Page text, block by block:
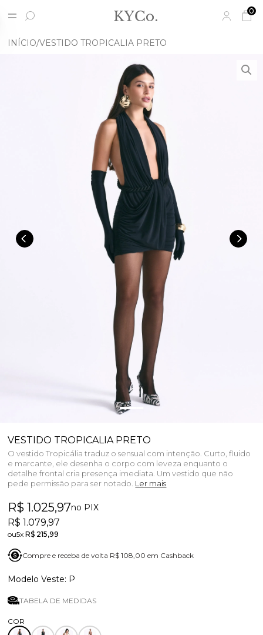
0
INÍCIO VESTIDO TROPICALIA PRETO
VESTIDO TROPICALIA PRETO
O vestido Tropicália traduz o sensual com intenção. Curto, fluido
e marcante, ele desenha o corpo com leveza enquanto o
detalhe frontal cria presença imediata. Um vestido que não
pede permissão para ser notado. Ler mais
R$ 1.025,97no PIX
R$ 1.079,97
5xR$ 215,99
Compre e receba de volta R$ 108,00 em Cashback
P
TABELA DE MEDIDAS